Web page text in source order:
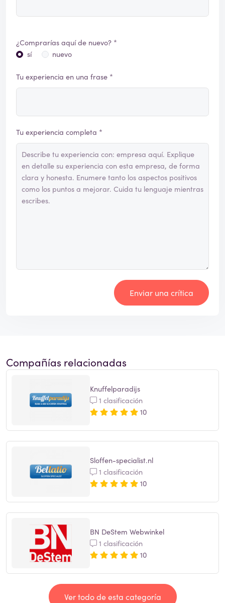
¿Comprarías aquí de nuevo? *
sí
nuevo
Tu experiencia en una frase *
Tu experiencia completa *
Enviar una crítica
Compañías relacionadas
Knuffelparadijs
1 clasificación
10
Sloffen-specialist.nl
1 clasificación
10
BN DeStem Webwinkel
1 clasificación
10
Ver todo de esta categoría